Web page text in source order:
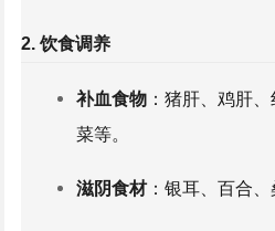
2. 饮食调养
补血食物 ：猪肝、鸡肝
菜等。
滋阴食材：银耳、百合 、